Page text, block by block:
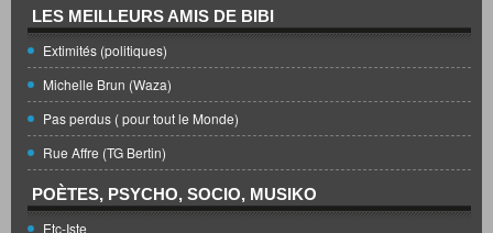
LES MEILLEURS AMIS DE BIBI
Extimités (politiques)
Michelle Brun (Waza)
Pas perdus ( pour tout le Monde)
Rue Affre (TG Bertin)
POÈTES, PSYCHO, SOCIO, MUSIKO
Etc-Iste